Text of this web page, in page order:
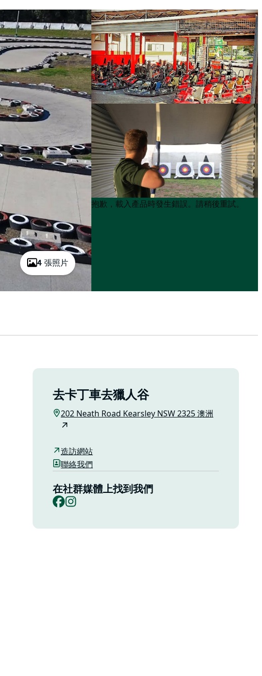
4 張照片
Product
Product
抱歉，載入產品時發生錯誤。請稍後重試。
去卡丁車去獵人谷
202 Neath Road Kearsley NSW 2325 澳洲
造訪網站
聯絡我們
在社群媒體上找到我們
Facebook